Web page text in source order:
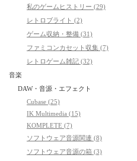
私のゲームヒストリー (29)
レトロブライト (2)
ゲーム収納・整備 (31)
ファミコンカセット収集 (7)
レトロゲーム雑記 (32)
音楽
DAW・音源・エフェクト
Cubase (25)
IK Multimedia (15)
KOMPLETE (7)
ソフトウェア音源関連 (8)
ソフトウェア音源の箱 (3)